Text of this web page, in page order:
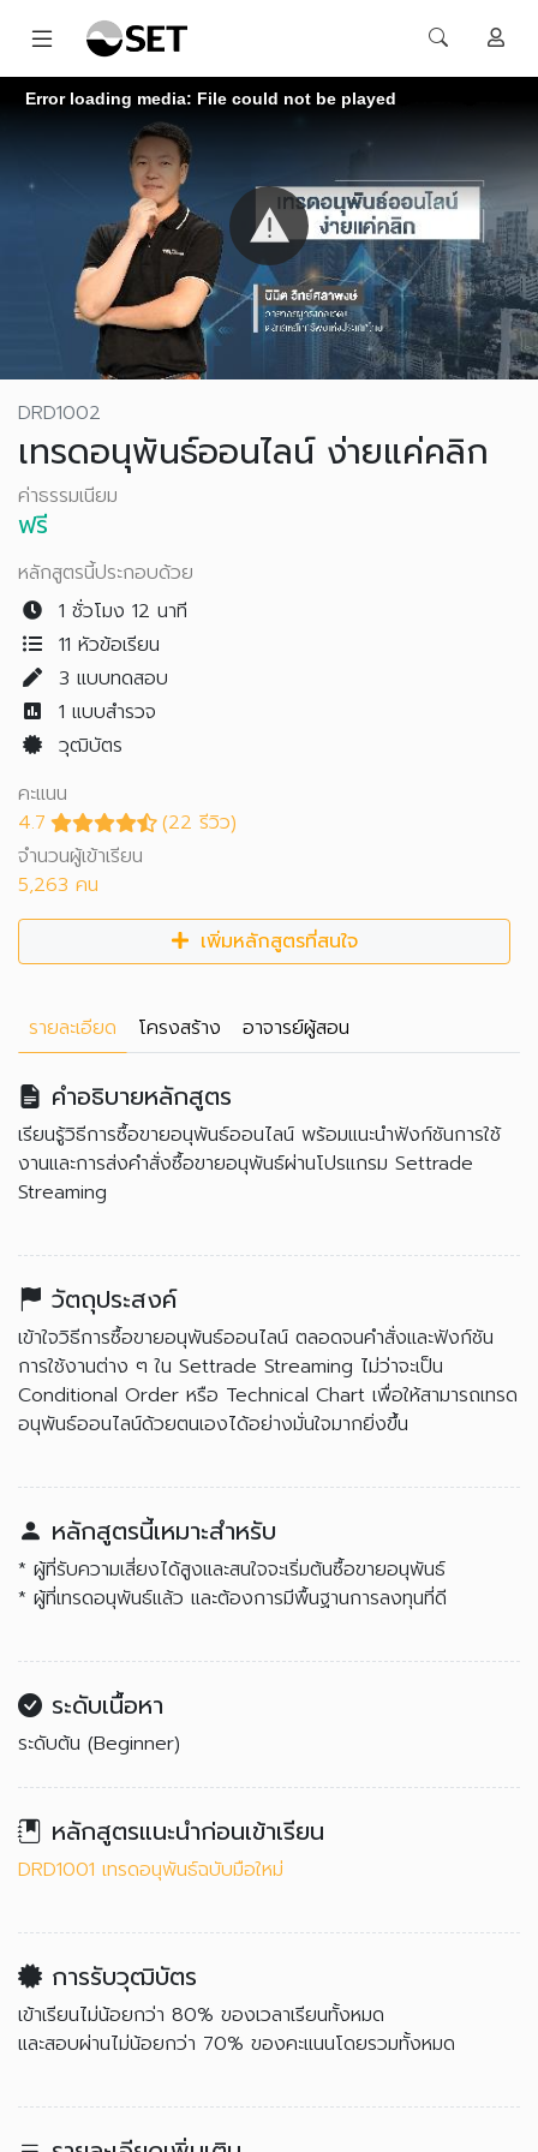
Error loading media: File could not be played
DRD1002
เทรดอนุพันธ์ออนไลน์ ง่ายแค่คลิก
ค่าธรรมเนียม
ฟรี
หลักสูตรนี้ประกอบด้วย
1 ชั่วโมง 12 นาที
11 หัวข้อเรียน
3 แบบทดสอบ
1 แบบสำรวจ
วุฒิบัตร
คะแนน
4.7
(22 รีวิว)
จำนวนผู้เข้าเรียน
5,263 คน
เพิ่มหลักสูตรที่สนใจ
รายละเอียด โครงสร้าง อาจารย์ผู้สอน
คำอธิบายหลักสูตร
เรียนรู้วิธีการซื้อขายอนุพันธ์ออนไลน์ พร้อมแนะนำฟังก์ชันการใช้
งานและการส่งคำสั่งซื้อขายอนุพันธ์ผ่านโปรแกรม Settrade
Streaming
วัตถุประสงค์
เข้าใจวิธีการซื้อขายอนุพันธ์ออนไลน์ ตลอดจนคำสั่งและฟังก์ชัน
การใช้งานต่าง ๆ ใน Settrade Streaming ไม่ว่าจะเป็น
Conditional Order หรือ Technical Chart เพื่อให้สามารถเทรด
อนุพันธ์ออนไลน์ด้วยตนเองได้อย่างมั่นใจมากยิ่งขึ้น
หลักสูตรนี้เหมาะสำหรับ
* ผู้ที่รับความเสี่ยงได้สูงและสนใจจะเริ่มต้นซื้อขายอนุพันธ์
* ผู้ที่เทรดอนุพันธ์แล้ว และต้องการมีพื้นฐานการลงทุนที่ดี
ระดับเนื้อหา
ระดับต้น (Beginner)
หลักสูตรแนะนำก่อนเข้าเรียน
DRD1001 เทรดอนุพันธ์ฉบับมือใหม่
การรับวุฒิบัตร
เข้าเรียนไม่น้อยกว่า 80% ของเวลาเรียนทั้งหมด
และสอบผ่านไม่น้อยกว่า 70% ของคะแนนโดยรวมทั้งหมด